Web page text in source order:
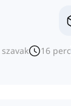
szavak 16 perc